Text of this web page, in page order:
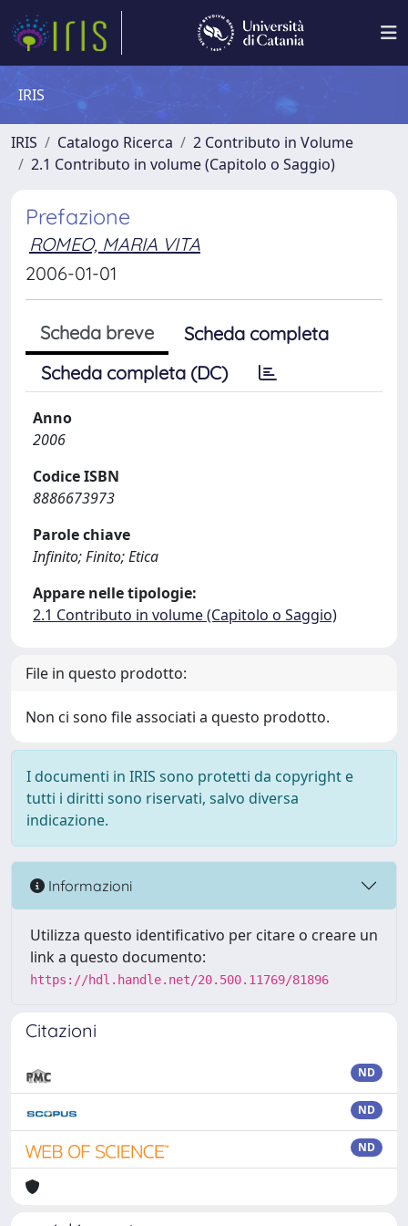
IRIS
IRIS Catalogo Ricerca
2 Contributo in Volume
2.1 Contributo in volume (Capitolo o Saggio)
Prefazione
ROMEO, MARIA VITA
2006-01-01
Scheda breve
Scheda completa
Scheda completa (DC)
Anno
2006
Codice ISBN
8886673973
Parole chiave
Infinito; Finito; Etica
Appare nelle tipologie:
2.1 Contributo in volume (Capitolo o Saggio)
File in questo prodotto:
Non ci sono file associati a questo prodotto.
I documenti in IRIS sono protetti da copyright e
tutti i diritti sono riservati, salvo diversa
indicazione.
Informazioni
Utilizza questo identificativo per citare o creare un
link a questo documento:
https://hdl.handle.net/20.500.11769/81896
Citazioni
ND
ND
ND